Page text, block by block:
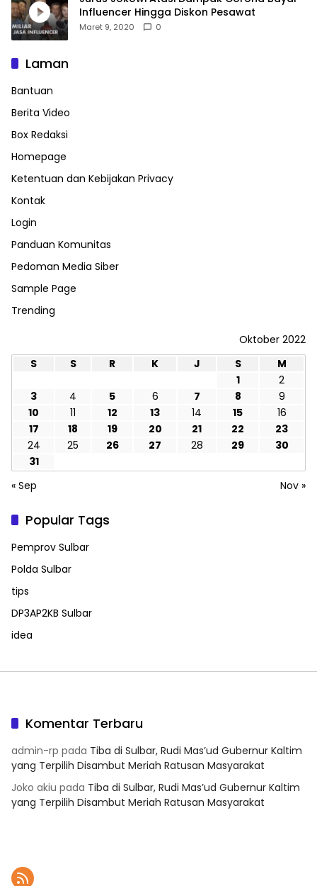
Influencer Hingga Diskon Pesawat
Maret 9, 2020 0
Laman
Bantuan
Berita Video
Box Redaksi
Homepage
Ketentuan dan Kebijakan Privacy
Kontak
Login
Panduan Komunitas
Pedoman Media Siber
Sample Page
Trending
Oktober 2022
S
S R K J S
M
1
2
3
4 5 6 7 8
9
10
11 12 13 14 15
16
17
18 19 20 21 22
23
24
25 26 27 28 29
30
31
« Sep
Nov »
Popular Tags
Pemprov Sulbar
Polda Sulbar
tips
DP3AP2KB Sulbar
idea
Komentar Terbaru
admin-rp pada Tiba di Sulbar, Rudi Mas’ud Gubernur Kaltim
yang Terpilih Disambut Meriah Ratusan Masyarakat
Joko akiu pada Tiba di Sulbar, Rudi Mas’ud Gubernur Kaltim
yang Terpilih Disambut Meriah Ratusan Masyarakat